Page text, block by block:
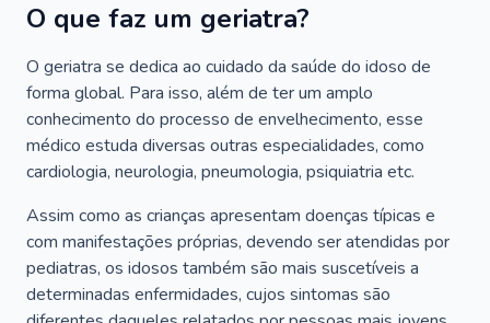
O que faz um geriatra?
O geriatra se dedica ao cuidado da saúde do idoso de
forma global. Para isso, além de ter um amplo
conhecimento do processo de envelhecimento, esse
médico estuda diversas outras especialidades, como
cardiologia, neurologia, pneumologia, psiquiatria etc.
Assim como as crianças apresentam doenças típicas e
com manifestações próprias, devendo ser atendidas por
pediatras, os idosos também são mais suscetíveis a
determinadas enfermidades, cujos sintomas são